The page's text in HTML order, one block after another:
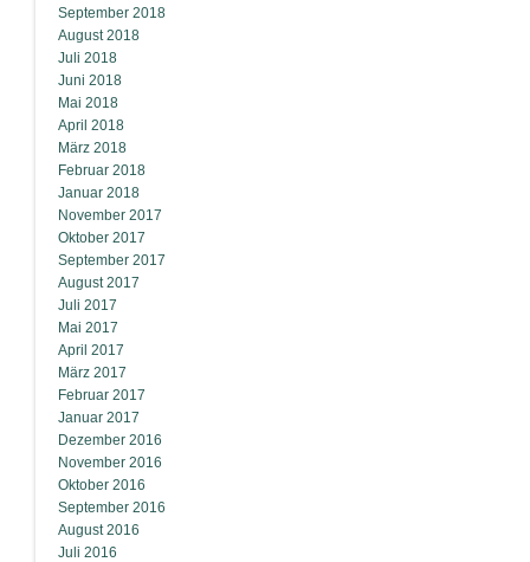
September 2018
August 2018
Juli 2018
Juni 2018
Mai 2018
April 2018
März 2018
Februar 2018
Januar 2018
November 2017
Oktober 2017
September 2017
August 2017
Juli 2017
Mai 2017
April 2017
März 2017
Februar 2017
Januar 2017
Dezember 2016
November 2016
Oktober 2016
September 2016
August 2016
Juli 2016